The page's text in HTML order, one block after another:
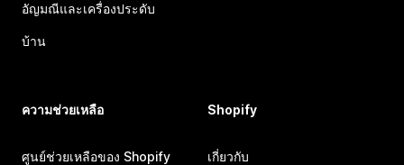
อัญมณีและเครื่องประดับ
บ้าน
ความช่วยเหลือ
ศูนย์ช่วยเหลือของ Shopify
Shopify
เกี่ยวกับ